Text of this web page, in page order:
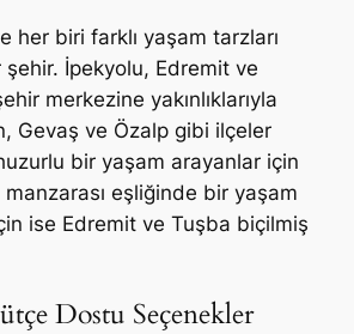
her biri farklı yaşam tarzları
İpekyolu, Edremit ve
merkezine yakınlıklarıyla
Gevaş ve Özalp gibi ilçeler
bir yaşam arayanlar için
eşliğinde bir yaşam
ise Edremit ve Tuşba biçilmiş
Dostu Seçenekler